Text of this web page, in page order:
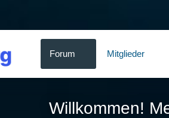
Forum Mitglieder
Willkommen!